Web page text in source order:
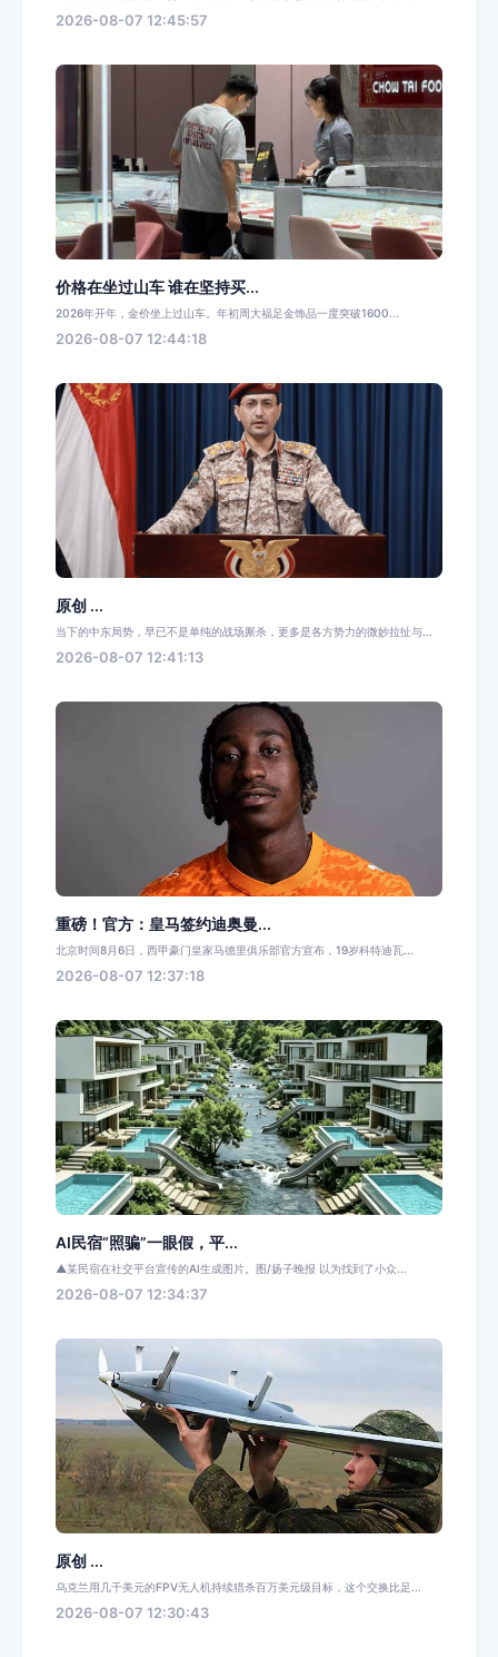
2026-08-07 12:45:57
价格在坐过山车 谁在坚持买...
2026年开年，金价坐上过山车。年初周大福足金饰品一度突破1600...
2026-08-07 12:44:18
原创 ...
当下的中东局势，早已不是单纯的战场厮杀，更多是各方势力的微妙拉扯与...
2026-08-07 12:41:13
重磅！官方：皇马签约迪奥曼...
北京时间8月6日，西甲豪门皇家马德里俱乐部官方宣布，19岁科特迪瓦...
2026-08-07 12:37:18
AI民宿“照骗”一眼假，平...
▲某民宿在社交平台宣传的AI生成图片。图/扬子晚报 以为找到了小众...
2026-08-07 12:34:37
原创 ...
乌克兰用几千美元的FPV无人机持续猎杀百万美元级目标，这个交换比足...
2026-08-07 12:30:43